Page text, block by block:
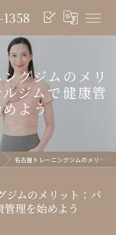
グジムのメリ
ジムで健康管
よう
名古屋トレーニングジムのメリット：パーソナルジムで健康管理を始めよう
ジムのメリット：パ
管理を始めよう